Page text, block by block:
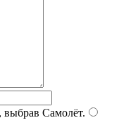
выбрав Самолёт.